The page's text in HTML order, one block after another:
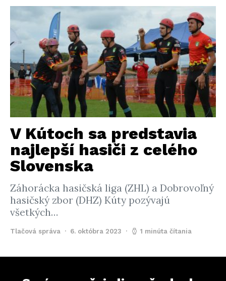
V Kútoch sa predstavia
najlepší hasiči z celého
Slovenska
Záhorácka hasičská liga (ZHL) a Dobrovoľný
hasičský zbor (DHZ) Kúty pozývajú
všetkých…
Tlačová správa 6. októbra 2023 1 minúta čítania